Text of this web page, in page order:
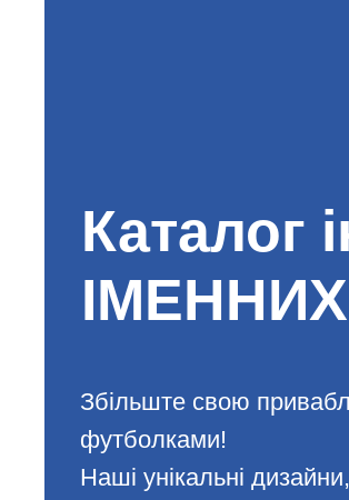
Каталог
ІМЕННИХ
Збільште свою
футболками!
Наші унікальні